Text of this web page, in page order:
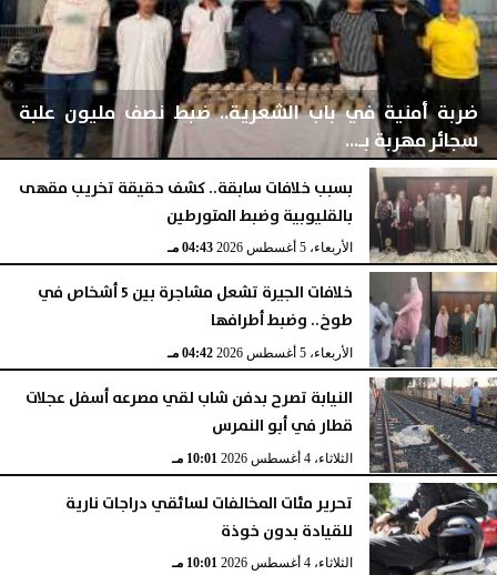
ضربة أمنية في باب الشعرية.. ضبط نصف مليون علبة
سجائر مهربة بـ...
الأربعاء، 5 أغسطس 2026 04:44 مـ
بسبب خلافات سابقة.. كشف حقيقة تخريب مقهى
بالقليوبية وضبط المتورطين
الأربعاء، 5 أغسطس 2026 04:43 مـ
خلافات الجيرة تشعل مشاجرة بين 5 أشخاص في
طوخ.. وضبط أطرافها
الأربعاء، 5 أغسطس 2026 04:42 مـ
النيابة تصرح بدفن شاب لقي مصرعه أسفل عجلات
قطار في أبو النمرس
الثلاثاء، 4 أغسطس 2026 10:01 مـ
تحرير مئات المخالفات لسائقي دراجات نارية
للقيادة بدون خوذة
الثلاثاء، 4 أغسطس 2026 10:01 مـ